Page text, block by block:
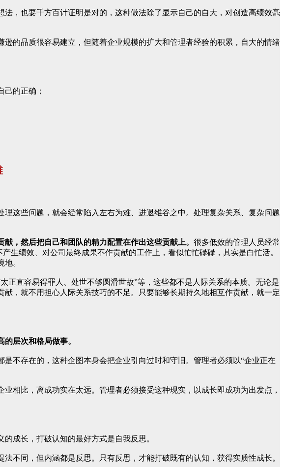
，也要千方百计证明是对的，这种做法除了显示自己的自大，对创造高绩效毫
的品质很容易建立，但随着企业规模的扩大和管理者经验的积累，自大的情绪
的正确；
这些问题，就会经常陷入左右为难、进退维谷之中。处理复杂关系、复杂问题
，然后把自己和团队的精力配置在作出这些贡献上。 很多低效的管理人员经常
生绩效、对公司最终成果不作贡献的工作上，看似忙忙碌碌，其实是白忙活。
。
直容易得罪人、处世不够圆滑世故”等，这些都不是人际关系的本质。无论是
，就不用担心人际关系技巧的不足。只要能够长期持久地相互作贡献，就一定
层次和格局做事。
不存在的，这种企图本身会把企业引向过时和守旧。管理者必须以“企业正在
相比，离成功实在太远。管理者必须接受这种现实，以成长即成功为出发点，
成长，打破认知的最好方式是自我反思。
不同，但内涵都是反思。只有反思，才能打破既有的认知，获得实质性成长。